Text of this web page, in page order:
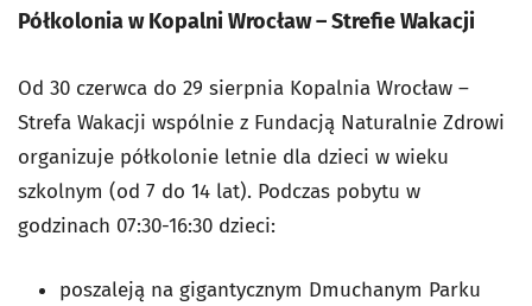
Półkolonia w Kopalni Wrocław – Strefie Wakacji
Od 30 czerwca do 29 sierpnia Kopalnia Wrocław –
Strefa Wakacji wspólnie z Fundacją Naturalnie Zdrowi
organizuje półkolonie letnie dla dzieci w wieku
szkolnym (od 7 do 14 lat). Podczas pobytu w
godzinach 07:30-16:30 dzieci:
poszaleją na gigantycznym Dmuchanym Parku